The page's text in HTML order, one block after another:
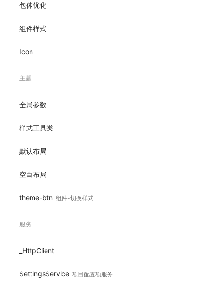
包体优化
组件样式
Icon
主题
全局参数
样式工具类
默认布局
空白布局
theme-btn 组件-切换样式
服务
_HttpClient
SettingsService 项目配置项服务